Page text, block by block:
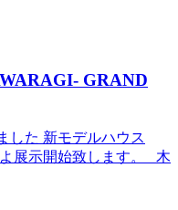
GRAND
した 新モデルハウス
よ展示開始致します。 木